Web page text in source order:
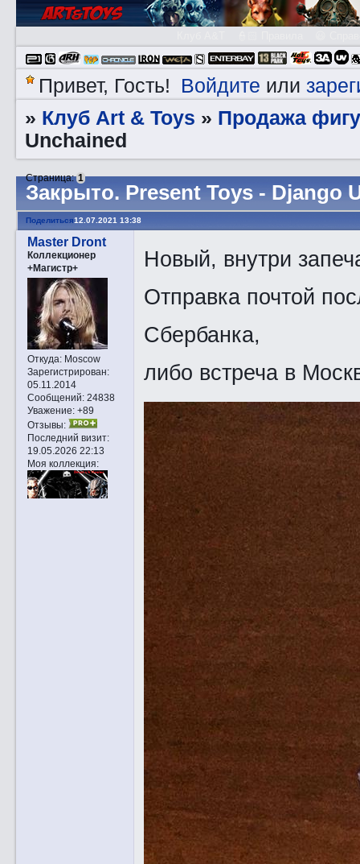
Привет, Гость! Войдите или
» Клуб Art & Toys » Продажа
Unchained
Закрытo. Present Toys - Django
Страница:1
Поделиться12.07.2021 13:38
Master Dront
Коллекционер
+Магистр+
Откуда:Moscow
Зарегистрирован:
05.11.2014
Сообщений:24838
Уважение: +89
Отзывы:
Последний визит:
19.05.2026 22:13
Моя коллекция:
Новый, внутри
Отправка почтой
Сбербанка,
либо встреча в